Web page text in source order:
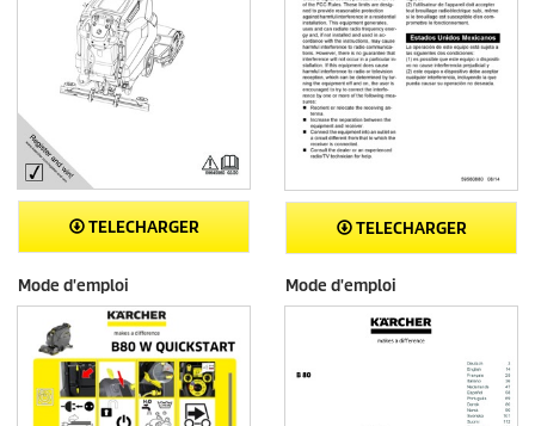
TELECHARGER TELECHARGER
Mode d'emploi Mode d'emploi